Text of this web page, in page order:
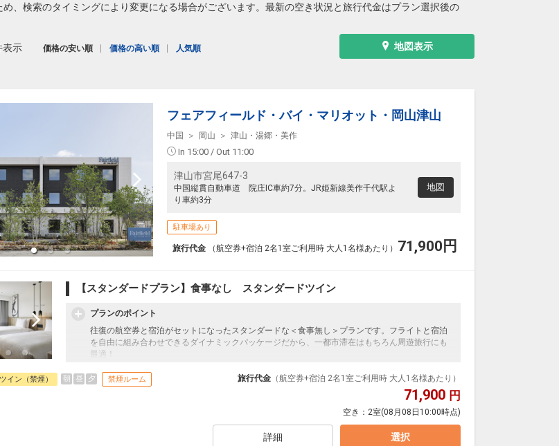
、検索のタイミングにより変更になる場合がございます。最新の空き状況と旅行代金はプラン選択後の
地図表示
表示 価格の安い順 価格の高い順 人気順
フェアフィールド・バイ・マリオット・岡山津山
中国 岡山 津山・湯郷・美作
In 15:00 / Out 11:00
津山市宮尾647-3
中国縦貫自動車道 院庄IC車約7分。JR姫新線美作千代駅よ
り車約3分
地図
駐車場あり
旅行代金 （航空券+宿泊 2名1室ご利用時 大人1名様あたり） 71,900 円
【スタンダードプラン】食事なし スタンダードツイン
プランのポイント
往復の航空券と宿泊がセットになったスタンダードな＜食事無し＞プランです。フライトと宿泊
を自由に組み合わせできるダイナミックパッケージだから、一都市滞在はもちろん周遊旅行にも
最適！
フライトは、安心のJAL（またはJALグループ）確約！フライトマイル50%貯まります。
オプションでレンタカーや現地交通・体験プランなどの追加（同時予約）が可能なプランもござ
イン（禁煙） 朝 昼 夕 禁煙ルーム 旅行代金 （航空券+宿泊 2名1室ご利用時 大人1名様あたり）
71,900 円
空き： 2室(08月08日10:00時点)
詳細 選択